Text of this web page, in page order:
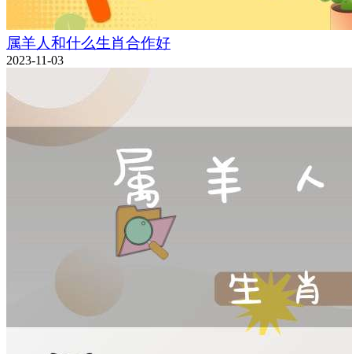
属羊人和什么生肖合作好
2023-11-03